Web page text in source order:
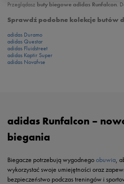
Przeglądasz buty biegowe adidas Runfalcon.
Sprawdź podobne kolekcje butów
adidas Duramo
adidas Questar
adidas Fluidstreet
adidas Kaptir Super
adidas Novafvse
adidas Runfalcon –
biegania
Biegacze potrzebują wygodnegoobuwia,
wykorzystać swoje umiejętności oraz
bezpieczeństwo podczas treningów i